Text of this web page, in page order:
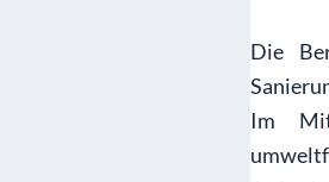
Die
Im